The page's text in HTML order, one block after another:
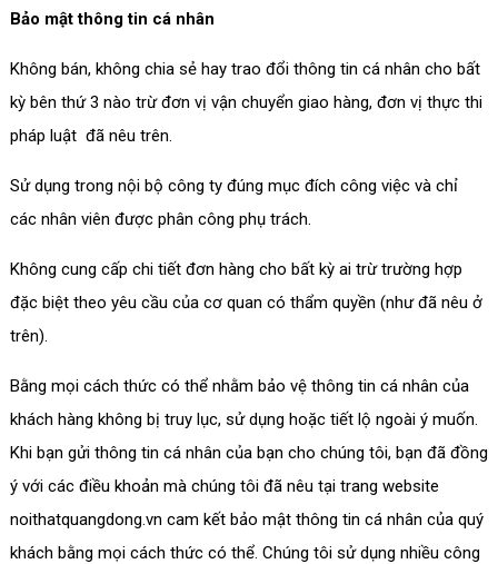
Bảo mật thông tin cá nhân
Không bán, không chia sẻ hay trao đổi thông tin cá nhân cho bất
kỳ bên thứ 3 nào trừ đơn vị vận chuyển giao hàng, đơn vị thực thi
pháp luật đã nêu trên.
Sử dụng trong nội bộ công ty đúng mục đích công việc và chỉ
các nhân viên được phân công phụ trách.
Không cung cấp chi tiết đơn hàng cho bất kỳ ai trừ trường hợp
đặc biệt theo yêu cầu của cơ quan có thẩm quyền (như đã nêu ở
trên).
Bằng mọi cách thức có thể nhằm bảo vệ thông tin cá nhân của
khách hàng không bị truy lục, sử dụng hoặc tiết lộ ngoài ý muốn.
Khi bạn gửi thông tin cá nhân của bạn cho chúng tôi, bạn đã đồng
ý với các điều khoản mà chúng tôi đã nêu tại trang website
noithatquangdong.vn cam kết bảo mật thông tin cá nhân của quý
khách bằng mọi cách thức có thể. Chúng tôi sử dụng nhiều công